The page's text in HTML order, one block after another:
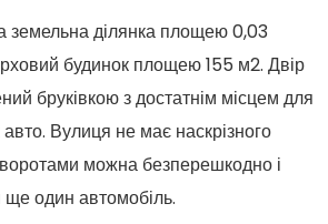
земельна ділянка площею 0,03
будинок площею 155 м2. Двір
бруківкою з достатнім місцем для
авто. Вулиця не має наскрізного
можна безперешкодно і
один автомобіль.